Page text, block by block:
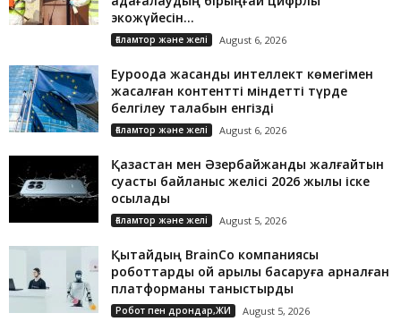
экожүйесін...
Ғаламтор және желі August 6, 2026
Еуроодақ жасанды интеллект көмегімен
жасалған контентті міндетті түрде
белгілеу талабын енгізді
Ғаламтор және желі August 6, 2026
Қазақстан мен Әзербайжанды жалғайтын
суасты байланыс желісі 2026 жылы іске
қосылады
Ғаламтор және желі August 5, 2026
Қытайдың BrainCo компаниясы
роботтарды ой арқылы басқаруға арналған
платформаны таныстырды
Робот пен дрондар,ЖИ August 5, 2026